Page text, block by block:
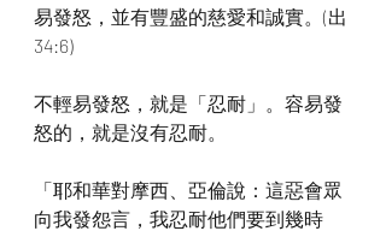
易發怒，並有豐盛的慈愛和誠實。(出
34:6)
不輕易發怒，就是「忍耐」。容易發
怒的，就是沒有忍耐。
「耶和華對摩西、亞倫說：這惡會眾
向我發怨言，我忍耐他們要到幾時